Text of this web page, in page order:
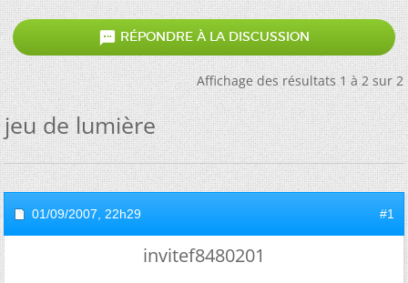
 RÉPONDRE À LA DISCUSSION
Affichage des résultats 1 à 2 sur 2
jeu de lumière
01/09/2007, 22h29 #1
invitef8480201